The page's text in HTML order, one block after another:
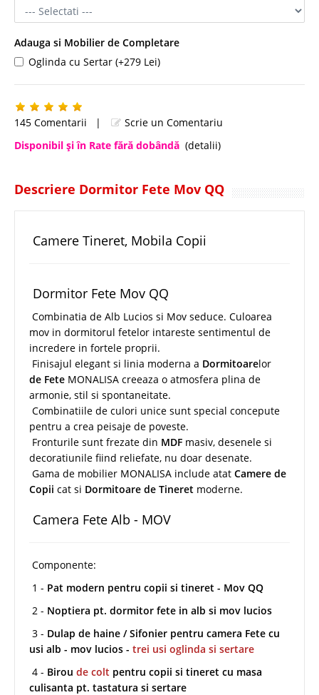
Adauga si Mobilier de Completare
Oglinda cu Sertar (+279 Lei)
145 Comentarii |
Scrie un Comentariu
Disponibil şi în Rate fără dobândă (detalii)
Descriere Dormitor Fete Mov QQ
Camere Tineret, Mobila Copii
Dormitor Fete Mov QQ
Combinatia de Alb Lucios si Mov seduce. Culoarea
mov in dormitorul fetelor intareste sentimentul de
incredere in fortele proprii.
Finisajul elegant si linia moderna a Dormitoarelor
de Fete MONALISA creeaza o atmosfera plina de
armonie, stil si spontaneitate.
Combinatiile de culori unice sunt special concepute
pentru a crea peisaje de poveste.
Fronturile sunt frezate din MDF masiv, desenele si
decoratiunile fiind reliefate, nu doar desenate.
Gama de mobilier MONALISA include atat Camere de
Copii cat si Dormitoare de Tineret moderne.
Camera Fete Alb - MOV
Componente:
1 - Pat modern pentru copii si tineret - Mov QQ
2 - Noptiera pt. dormitor fete in alb si mov lucios
3 - Dulap de haine / Sifonier pentru camera Fete cu
usi alb - mov lucios - trei usi oglinda si sertare
4 - Birou de colt pentru copii si tineret cu masa
culisanta pt. tastatura si sertare